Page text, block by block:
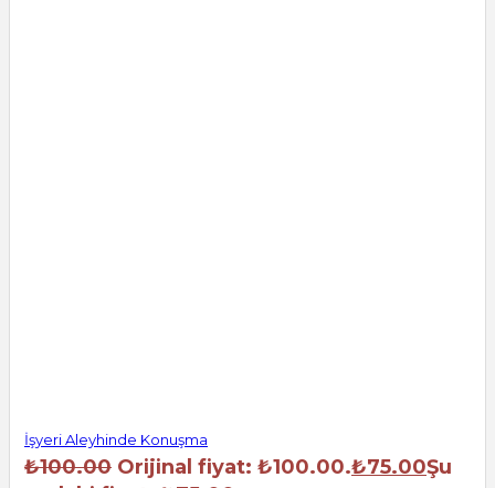
İşyeri Aleyhinde Konuşma
₺100.00 Orijinal fiyat: ₺100.00.₺75.00Şu